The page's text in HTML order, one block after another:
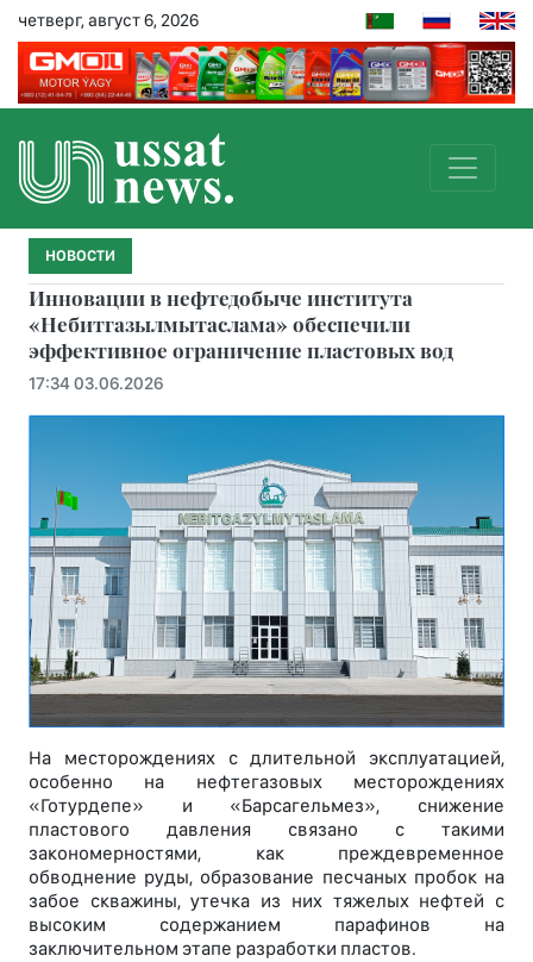
четверг, август 6, 2026
НОВОСТИ
Инновации в нефтедобыче института
«Небитгазылмытаслама» обеспечили
эффективное ограничение пластовых вод
17:34 03.06.2026
На месторождениях с длительной эксплуатацией,
особенно на нефтегазовых месторождениях
«Готурдепе» и «Барсагельмез», снижение
пластового давления связано с такими
закономерностями, как преждевременное
обводнение руды, образование песчаных пробок на
забое скважины, утечка из них тяжелых нефтей с
высоким содержанием парафинов на
заключительном этапе разработки пластов.